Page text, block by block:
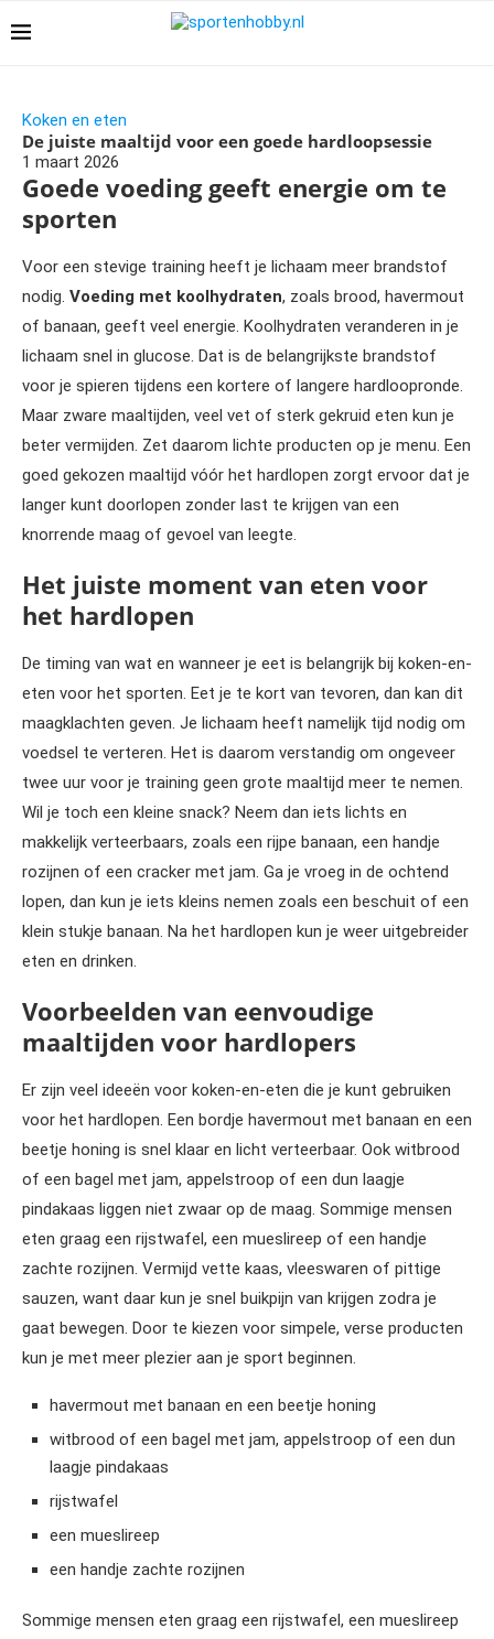
Koken en eten
De juiste maaltijd voor een goede hardloopsessie
1 maart 2026
Goede voeding geeft energie om te
sporten
Voor een stevige training heeft je lichaam meer brandstof
nodig. Voeding met koolhydraten, zoals brood, havermout
of banaan, geeft veel energie. Koolhydraten veranderen in je
lichaam snel in glucose. Dat is de belangrijkste brandstof
voor je spieren tijdens een kortere of langere hardloopronde.
Maar zware maaltijden, veel vet of sterk gekruid eten kun je
beter vermijden. Zet daarom lichte producten op je menu. Een
goed gekozen maaltijd vóór het hardlopen zorgt ervoor dat je
langer kunt doorlopen zonder last te krijgen van een
knorrende maag of gevoel van leegte.
Het juiste moment van eten voor
het hardlopen
De timing van wat en wanneer je eet is belangrijk bij koken-en-
eten voor het sporten. Eet je te kort van tevoren, dan kan dit
maagklachten geven. Je lichaam heeft namelijk tijd nodig om
voedsel te verteren. Het is daarom verstandig om ongeveer
twee uur voor je training geen grote maaltijd meer te nemen.
Wil je toch een kleine snack? Neem dan iets lichts en
makkelijk verteerbaars, zoals een rijpe banaan, een handje
rozijnen of een cracker met jam. Ga je vroeg in de ochtend
lopen, dan kun je iets kleins nemen zoals een beschuit of een
klein stukje banaan. Na het hardlopen kun je weer uitgebreider
eten en drinken.
Voorbeelden van eenvoudige
maaltijden voor hardlopers
Er zijn veel ideeën voor koken-en-eten die je kunt gebruiken
voor het hardlopen. Een bordje havermout met banaan en een
beetje honing is snel klaar en licht verteerbaar. Ook witbrood
of een bagel met jam, appelstroop of een dun laagje
pindakaas liggen niet zwaar op de maag. Sommige mensen
eten graag een rijstwafel, een mueslireep of een handje
zachte rozijnen. Vermijd vette kaas, vleeswaren of pittige
sauzen, want daar kun je snel buikpijn van krijgen zodra je
gaat bewegen. Door te kiezen voor simpele, verse producten
kun je met meer plezier aan je sport beginnen.
havermout met banaan en een beetje honing
witbrood of een bagel met jam, appelstroop of een dun
laagje pindakaas
rijstwafel
een mueslireep
een handje zachte rozijnen
Sommige mensen eten graag een rijstwafel, een mueslireep